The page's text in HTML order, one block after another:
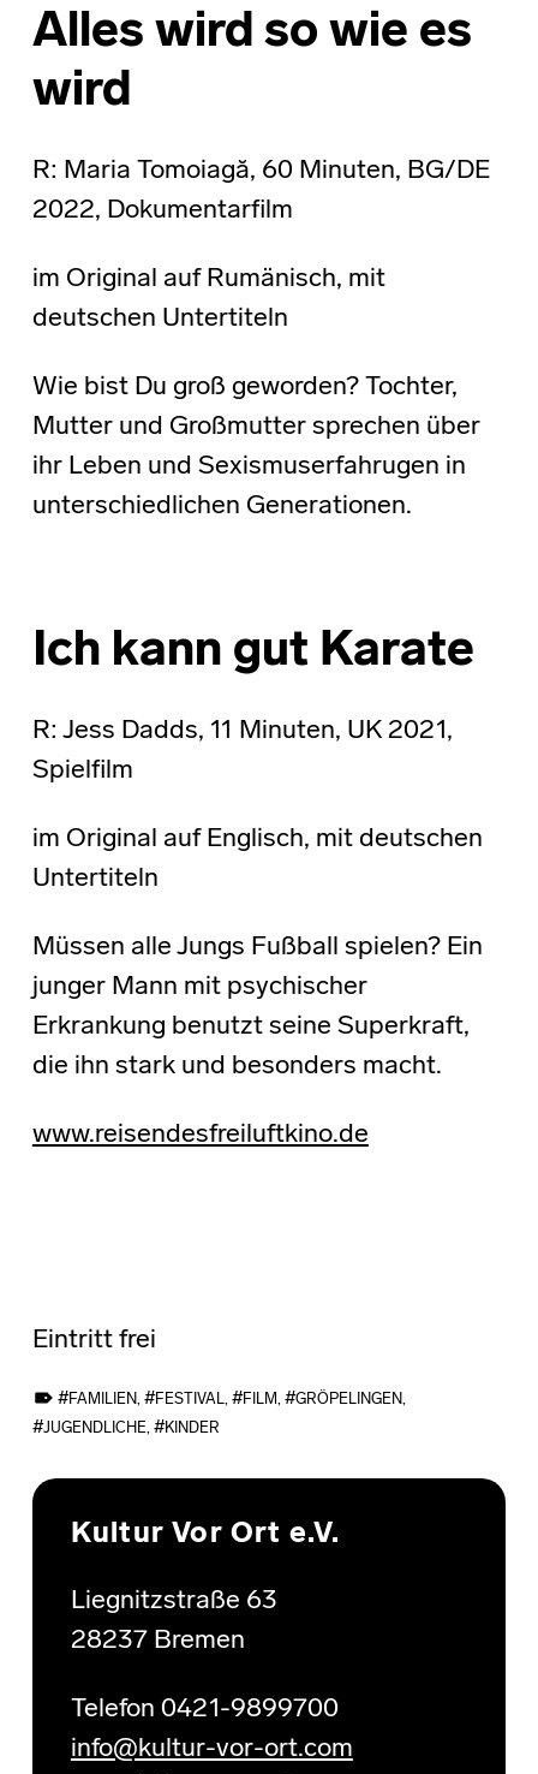
Alles wird so wie es
wird
R: Maria Tomoiagă, 60 Minuten, BG/DE
2022, Dokumentarfilm
im Original auf Rumänisch, mit
deutschen Untertiteln
Wie bist Du groß geworden? Tochter,
Mutter und Großmutter sprechen über
ihr Leben und Sexismuserfahrugen in
unterschiedlichen Generationen.
Ich kann gut Karate
R: Jess Dadds, 11 Minuten, UK 2021,
Spielfilm
im Original auf Englisch, mit deutschen
Untertiteln
Müssen alle Jungs Fußball spielen? Ein
junger Mann mit psychischer
Erkrankung benutzt seine Superkraft,
die ihn stark und besonders macht.
www.reisendesfreiluftkino.de
Eintritt frei
FAMILIEN, FESTIVAL, FILM, GRÖPELINGEN,
JUGENDLICHE, KINDER
Skip back to main navigation
Kultur Vor Ort e.V.
Liegnitzstraße 63
28237 Bremen
Telefon 0421-9899700
info@kultur-vor-ort.com